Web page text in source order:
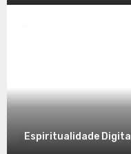
Espiritualidade Digital